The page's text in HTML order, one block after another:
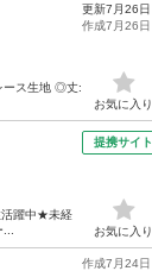
ース生地 ◎丈:
更新7月26日
作成7月26日
お気に入り
活躍中★未経
提携サイト
お気に入り
作成7月24日